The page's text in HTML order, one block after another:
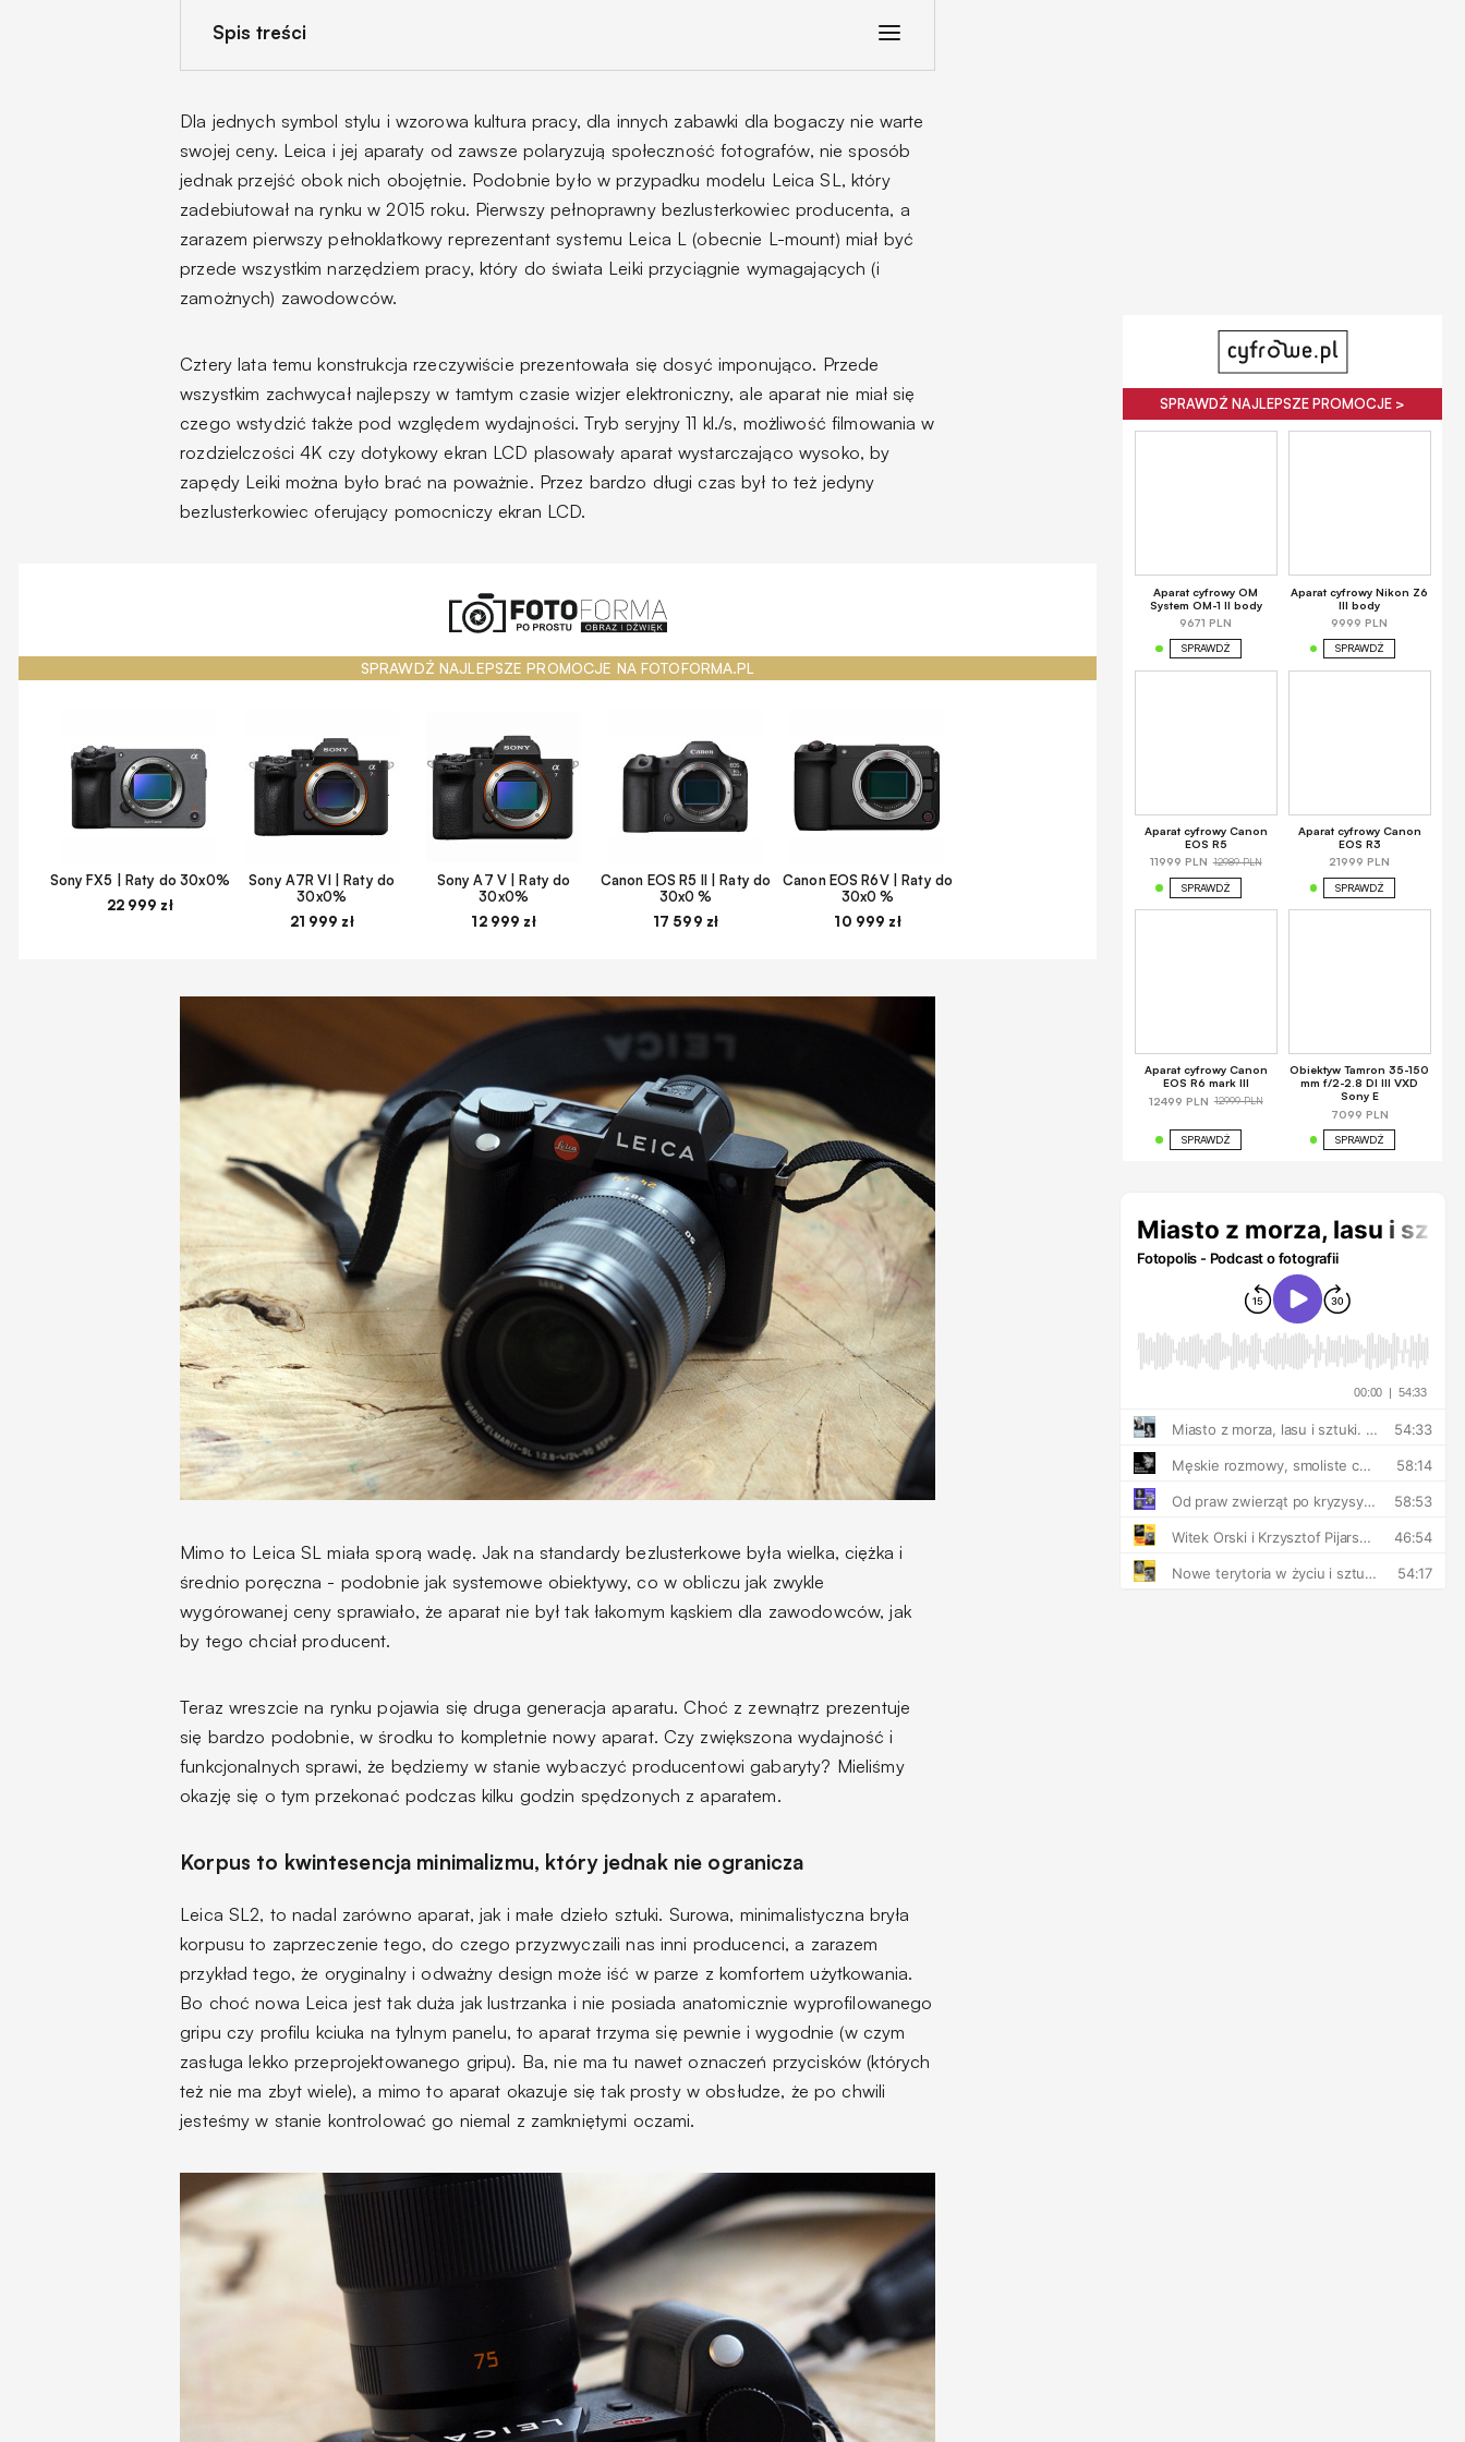
Spis treści
Dla jednych symbol stylu i wzorowa kultura pracy, dla innych zabawki dla bogaczy nie warte
swojej ceny. Leica i jej aparaty od zawsze polaryzują społeczność fotografów, nie sposób
jednak przejść obok nich obojętnie. Podobnie było w przypadku modelu Leica SL, który
zadebiutował na rynku w 2015 roku. Pierwszy pełnoprawny bezlusterkowiec producenta, a
zarazem pierwszy pełnoklatkowy reprezentant systemu Leica L (obecnie L-mount) miał być
przede wszystkim narzędziem pracy, który do świata Leiki przyciągnie wymagających (i
zamożnych) zawodowców.
Cztery lata temu konstrukcja rzeczywiście prezentowała się dosyć imponująco. Przede
wszystkim zachwycał najlepszy w tamtym czasie wizjer elektroniczny, ale aparat nie miał się
czego wstydzić także pod względem wydajności. Tryb seryjny 11 kl./s, możliwość filmowania w
rozdzielczości 4K czy dotykowy ekran LCD plasowały aparat wystarczająco wysoko, by
zapędy Leiki można było brać na poważnie. Przez bardzo długi czas był to też jedyny
bezlusterkowiec oferujący pomocniczy ekran LCD.
SPRAWDŹ NAJLEPSZE PROMOCJE NA FOTOFORMA.PL
Sony FX5 | Raty do 30x0%
22 999 zł
Sony A7R VI | Raty do
30x0%
21 999 zł
Sony A7 V | Raty do
30x0%
12 999 zł
Canon EOS R5 II | Raty do
30x0 %
17 599 zł
Canon EOS R6V | Raty do
30x0 %
10 999 zł
Mimo to Leica SL miała sporą wadę. Jak na standardy bezlusterkowe była wielka, ciężka i
średnio poręczna - podobnie jak systemowe obiektywy, co w obliczu jak zwykle
wygórowanej ceny sprawiało, że aparat nie był tak łakomym kąskiem dla zawodowców, jak
by tego chciał producent.
Teraz wreszcie na rynku pojawia się druga generacja aparatu. Choć z zewnątrz prezentuje
się bardzo podobnie, w środku to kompletnie nowy aparat. Czy zwiększona wydajność i
funkcjonalnych sprawi, że będziemy w stanie wybaczyć producentowi gabaryty? Mieliśmy
okazję się o tym przekonać podczas kilku godzin spędzonych z aparatem.
Korpus to kwintesencja minimalizmu, który jednak nie ogranicza
Leica SL2, to nadal zarówno aparat, jak i małe dzieło sztuki. Surowa, minimalistyczna bryła
korpusu to zaprzeczenie tego, do czego przyzwyczaili nas inni producenci, a zarazem
przykład tego, że oryginalny i odważny design może iść w parze z komfortem użytkowania.
Bo choć nowa Leica jest tak duża jak lustrzanka i nie posiada anatomicznie wyprofilowanego
gripu czy profilu kciuka na tylnym panelu, to aparat trzyma się pewnie i wygodnie (w czym
zasługa lekko przeprojektowanego gripu). Ba, nie ma tu nawet oznaczeń przycisków (których
też nie ma zbyt wiele), a mimo to aparat okazuje się tak prosty w obsłudze, że po chwili
jesteśmy w stanie kontrolować go niemal z zamkniętymi oczami.
SPRAWDŹ NAJLEPSZE PROMOCJE >
Aparat cyfrowy OM
System OM-1 II body
9671 PLN
SPRAWDŹ
Aparat cyfrowy Nikon Z6
III body
9999 PLN
SPRAWDŹ
Aparat cyfrowy Canon
EOS R5
11999 PLN 12989 PLN
SPRAWDŹ
Aparat cyfrowy Canon
EOS R3
21999 PLN
SPRAWDŹ
Aparat cyfrowy Canon
EOS R6 mark III
12499 PLN 12999 PLN
SPRAWDŹ
Obiektyw Tamron 35-150
mm f/2-2.8 DI III VXD
Sony E
7099 PLN
SPRAWDŹ